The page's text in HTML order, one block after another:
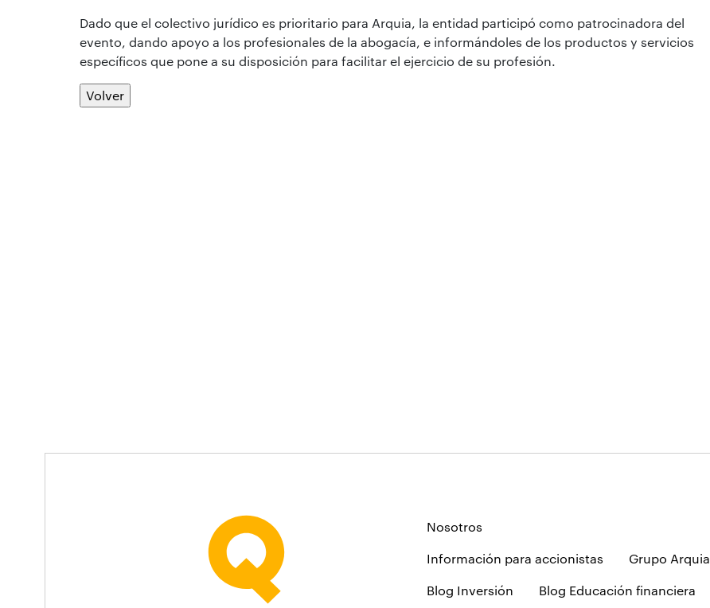
Dado que el colectivo jurídico es prioritario para Arquia, la entidad participó como patrocinadora del
evento, dando apoyo a los profesionales de la abogacía, e informándoles de los productos y servicios
específicos que pone a su disposición para facilitar el ejercicio de su profesión.
Volver
Nosotros
Información para accionistas Grupo Arquia
Blog Inversión Blog Educación financiera